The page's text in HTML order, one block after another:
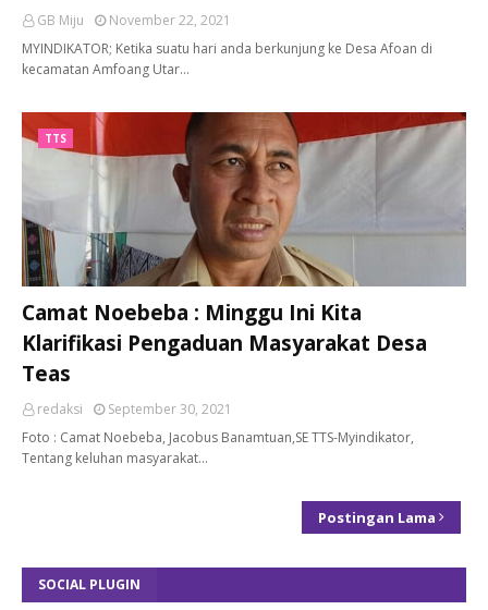
GB Miju
November 22, 2021
MYINDIKATOR; Ketika suatu hari anda berkunjung ke Desa Afoan di
kecamatan Amfoang Utar…
TTS
Camat Noebeba : Minggu Ini Kita
Klarifikasi Pengaduan Masyarakat Desa
Teas
redaksi
September 30, 2021
Foto : Camat Noebeba, Jacobus Banamtuan,SE TTS-Myindikator,
Tentang keluhan masyarakat…
Postingan Lama
SOCIAL PLUGIN